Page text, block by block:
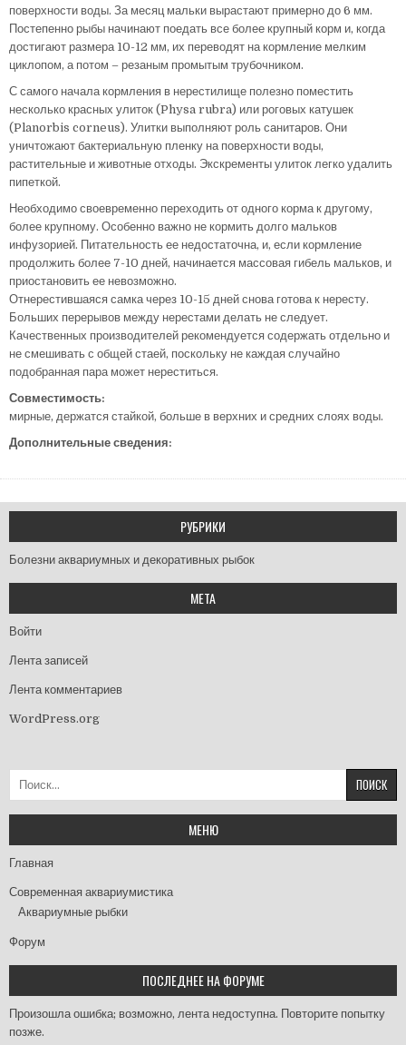
поверхности воды. За месяц мальки вырастают примерно до 6 мм.
Постепенно рыбы начинают поедать все более крупный корм и, когда
достигают размера 10-12 мм, их переводят на кормление мелким
циклопом, а потом – резаным промытым трубочником.
С самого начала кормления в нерестилище полезно поместить
несколько красных улиток (Physa rubra) или роговых катушек
(Planorbis corneus). Улитки выполняют роль санитаров. Они
уничтожают бактериальную пленку на поверхности воды,
растительные и животные отходы. Экскременты улиток легко удалить
пипеткой.
Необходимо своевременно переходить от одного корма к другому,
более крупному. Особенно важно не кормить долго мальков
инфузорией. Питательность ее недостаточна, и, если кормление
продолжить более 7-10 дней, начинается массовая гибель мальков, и
приостановить ее невозможно.
Отнерестившаяся самка через 10-15 дней снова готова к нересту.
Больших перерывов между нерестами делать не следует.
Качественных производителей рекомендуется содержать отдельно и
не смешивать с общей стаей, поскольку не каждая случайно
подобранная пара может нереститься.
Совместимость:
мирные, держатся стайкой, больше в верхних и средних слоях воды.
Дополнительные сведения:
РУБРИКИ
Болезни аквариумных и декоративных рыбок
МЕТА
Войти
Лента записей
Лента комментариев
WordPress.org
Найти:
МЕНЮ
Главная
Современная аквариумистика
Аквариумные рыбки
Форум
ПОСЛЕДНЕЕ НА ФОРУМЕ
Произошла ошибка; возможно, лента недоступна. Повторите попытку
позже.